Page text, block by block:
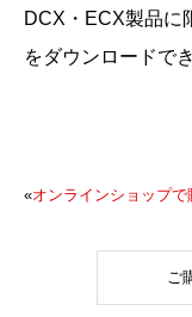
DCX・ECX製品に
をダウンロードで
«
ご